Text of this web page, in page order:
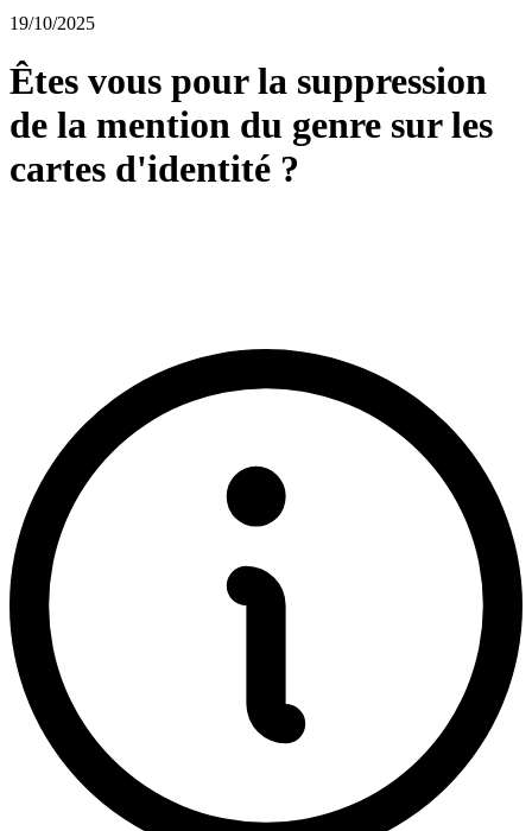
19/10/2025
Êtes vous pour la suppression
de la mention du genre sur les
cartes d'identité ?